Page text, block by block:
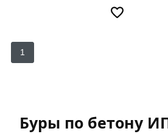
1
Буры по бетону